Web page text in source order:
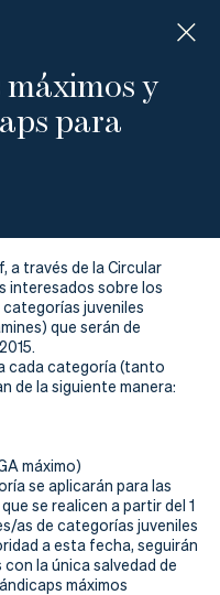
y
para
a través de la Circular
interesados sobre los
categorías juveniles
que serán de
cada categoría (tanto
de la siguiente manera:
máximo)
se aplicarán para las
se realicen a partir del 1
as de categorías juveniles
a esta fecha, seguirán
la única salvedad de
máximos